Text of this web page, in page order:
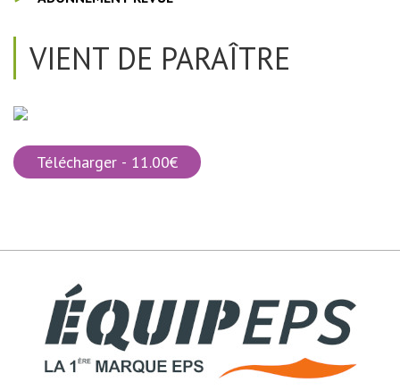
VIENT DE PARAÎTRE
Télécharger - 11.00€